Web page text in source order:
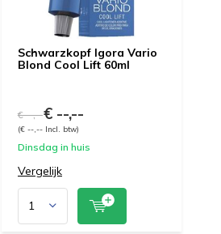
Schwarzkopf Igora Vario
Blond Cool Lift 60ml
€ --,--€ --,--
(€ --,-- Incl. btw)
Dinsdag in huis
Vergelijk